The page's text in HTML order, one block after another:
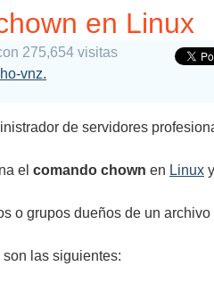
en Linux
275,654 visitas
vnz.
de servidores
el comando chown en Linux
o grupos dueños de un
son las siguientes: